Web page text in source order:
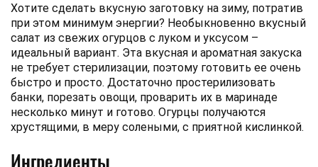
Хотите сделать вкусную заготовку на зиму, потратив
при этом минимум энергии? Необыкновенно вкусный
салат из свежих огурцов с луком и уксусом –
идеальный вариант. Эта вкусная и ароматная закуска
не требует стерилизации, поэтому готовить ее очень
быстро и просто. Достаточно простерилизовать
банки, порезать овощи, проварить их в маринаде
несколько минут и готово. Огурцы получаются
хрустящими, в меру солеными, с приятной кислинкой.
Ингредиенты